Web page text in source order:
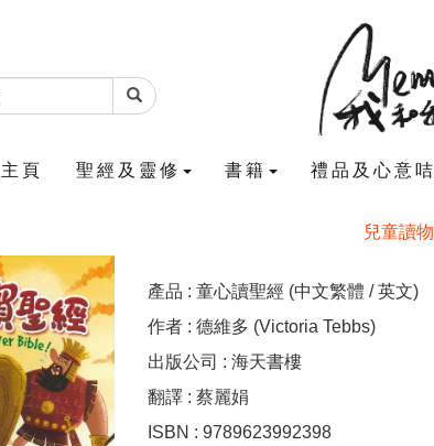
主頁 聖經及靈修 書籍 禮品及心意咭
兒童讀物
產品 : 童心讀聖經 (中文繁體 / 英文)
作者 : 德維多 (Victoria Tebbs)
出版公司 : 海天書樓
翻譯 : 蔡麗娟
ISBN : 9789623992398